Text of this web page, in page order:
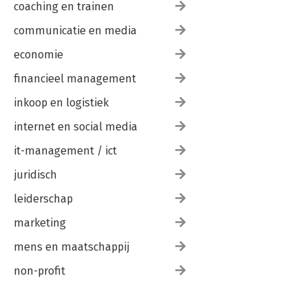
coaching en trainen
communicatie en media
economie
financieel management
inkoop en logistiek
internet en social media
it-management / ict
juridisch
leiderschap
marketing
mens en maatschappij
non-profit